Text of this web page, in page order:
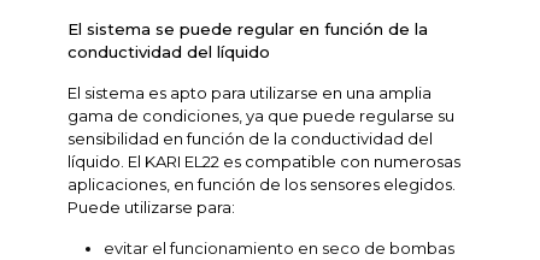
El sistema se puede regular en función de la
conductividad del líquido
El sistema es apto para utilizarse en una amplia
gama de condiciones, ya que puede regularse su
sensibilidad en función de la conductividad del
líquido. El KARI EL22 es compatible con numerosas
aplicaciones, en función de los sensores elegidos.
Puede utilizarse para:
evitar el funcionamiento en seco de bombas